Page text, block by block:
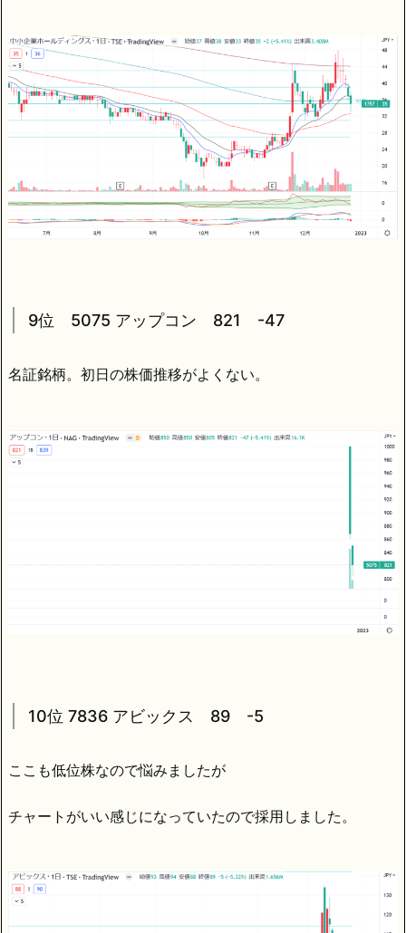
9位 5075 アップコン 821 -47
名証銘柄。初日の株価推移がよくない。
10位 7836 アビックス 89 -5
ここも低位株なので悩みましたが
チャートがいい感じになっていたので採用しました。